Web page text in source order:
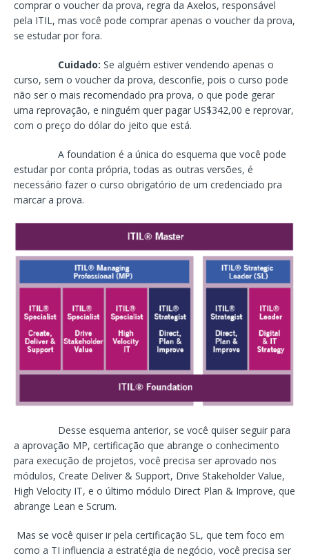
comprar o voucher da prova, regra da Axelos, responsável
pela ITIL, mas você pode comprar apenas o voucher da prova,
se estudar por fora.
Cuidado: Se alguém estiver vendendo apenas o
curso, sem o voucher da prova, desconfie, pois o curso pode
não ser o mais recomendado pra prova, o que pode gerar
uma reprovação, e ninguém quer pagar US$342,00 e reprovar,
com o preço do dólar do jeito que está.
A foundation é a única do esquema que você pode
estudar por conta própria, todas as outras versões, é
necessário fazer o curso obrigatório de um credenciado pra
marcar a prova.
Desse esquema anterior, se você quiser seguir para
a aprovação MP, certificação que abrange o conhecimento
para execução de projetos, você precisa ser aprovado nos
módulos, Create Deliver & Support, Drive Stakeholder Value,
High Velocity IT, e o último módulo Direct Plan & Improve, que
abrange Lean e Scrum.
Mas se você quiser ir pela certificação SL, que tem foco em
como a TI influencia a estratégia de negócio, você precisa ser